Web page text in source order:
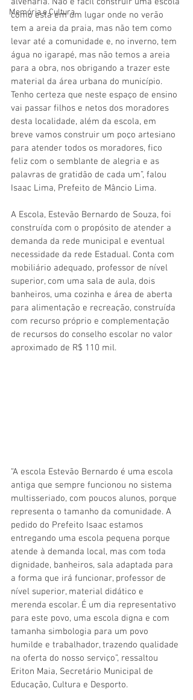
Memória e Cultura
como esta em um lugar onde no verão
tem a areia da praia, mas não tem como
levar até a comunidade e, no inverno, tem
água no igarapé, mas não temos a areia
para a obra, nos obrigando a trazer este
material da área urbana do município.
Tenho certeza que neste espaço de ensino
vai passar filhos e netos dos moradores
desta localidade, além da escola, em
breve vamos construir um poço artesiano
para atender todos os moradores, fico
feliz com o semblante de alegria e as
palavras de gratidão de cada um”, falou
Isaac Lima, Prefeito de Mâncio Lima.
A Escola, Estevão Bernardo de Souza, foi
construída com o propósito de atender a
demanda da rede municipal e eventual
necessidade da rede Estadual. Conta com
mobiliário adequado, professor de nível
superior, com uma sala de aula, dois
banheiros, uma cozinha e área de aberta
para alimentação e recreação, construída
com recurso próprio e complementação
de recursos do conselho escolar no valor
aproximado de R$ 110 mil.
“A escola Estevão Bernardo é uma escola
antiga que sempre funcionou no sistema
multisseriado, com poucos alunos, porque
representa o tamanho da comunidade. A
pedido do Prefeito Isaac estamos
entregando uma escola pequena porque
atende à demanda local, mas com toda
dignidade, banheiros, sala adaptada para
a forma que irá funcionar, professor de
nível superior, material didático e
merenda escolar. É um dia representativo
para este povo, uma escola digna e com
tamanha simbologia para um povo
humilde e trabalhador, trazendo qualidade
na oferta do nosso serviço”, ressaltou
Eriton Maia, Secretário Municipal de
Educação, Cultura e Desporto.